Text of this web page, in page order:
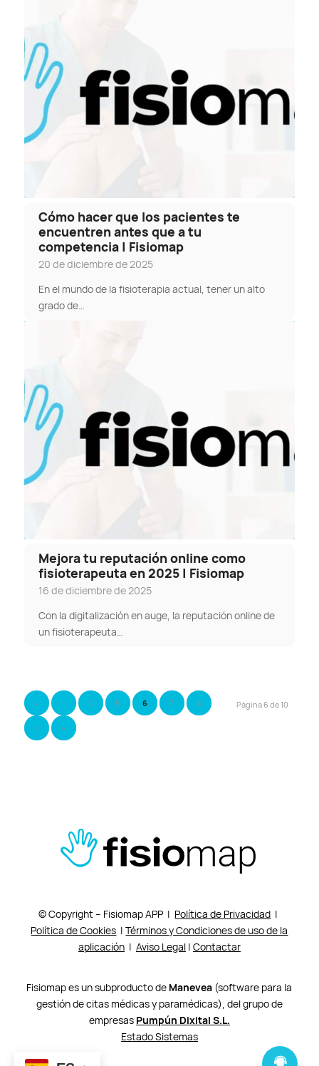
Cómo hacer que los pacientes te
encuentren antes que a tu
competencia | Fisiomap
20 de diciembre de 2025
En el mundo de la fisioterapia actual, tener un alto
grado de…
Mejora tu reputación online como
fisioterapeuta en 2025 | Fisiomap
16 de diciembre de 2025
Con la digitalización en auge, la reputación online de
un fisioterapeuta…
Página 6 de 10
« ‹ 4 5 6 7 8
› »
© Copyright – Fisiomap APP | Política de Privacidad |
Política de Cookies |Términos y Condiciones de uso de la
aplicación| Aviso Legal| Contactar
Fisiomap es un subproducto de Manevea (software para la
gestión de citas médicas y paramédicas), del grupo de
empresas Pumpún Dixital S.L.
Estado Sistemas